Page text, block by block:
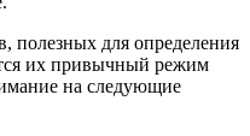
полезных для определения
их привычный режим
на следующие